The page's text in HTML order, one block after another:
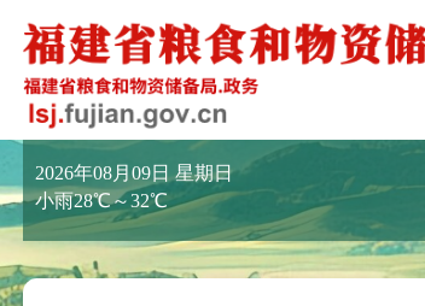
2026年08月09日 星期日
小雨28℃～32℃